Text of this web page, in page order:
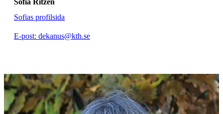
Sofias profilsida
E-post: dekanus@kth.se